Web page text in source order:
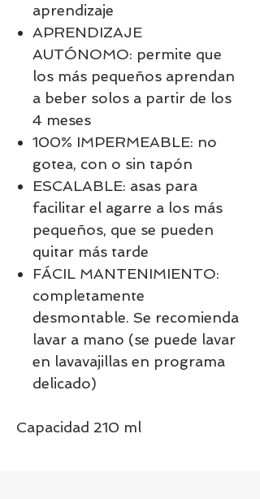
aprendizaje
APRENDIZAJE
AUTÓNOMO: permite que
los más pequeños aprendan
a beber solos a partir de los
4 meses
100% IMPERMEABLE: no
gotea, con o sin tapón
ESCALABLE: asas para
facilitar el agarre a los más
pequeños, que se pueden
quitar más tarde
FÁCIL MANTENIMIENTO:
completamente
desmontable. Se recomienda
lavar a mano (se puede lavar
en lavavajillas en programa
delicado)
Capacidad 210 ml